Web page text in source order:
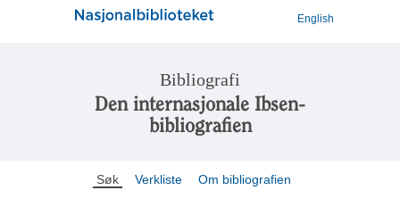
English
Bibliografi
Den internasjonale Ibsen-
bibliografien
Søk Verkliste Om bibliografien